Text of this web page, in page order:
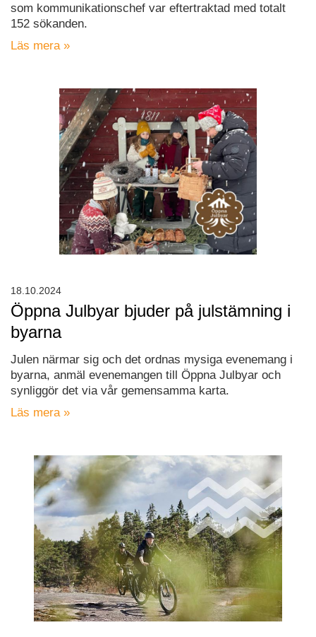
som kommunikationschef var eftertraktad med totalt
152 sökanden.
Läs mera »
Öppna Julbyar bjuder på julstämning i
byarna
Julen närmar sig och det ordnas mysiga evenemang i
byarna, anmäl evenemangen till Öppna Julbyar och
synliggör det via vår gemensamma karta.
Läs mera »
18.10.2024